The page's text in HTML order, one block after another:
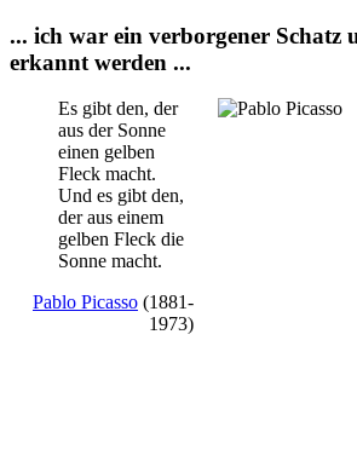
... ich war ein verborgener Schatz
erkannt werden ...
Es gibt den, der
aus der Sonne
einen gelben
Fleck macht.
Und es gibt den,
der aus einem
gelben Fleck die
Sonne macht.
Pablo Picasso (1881-
1973)